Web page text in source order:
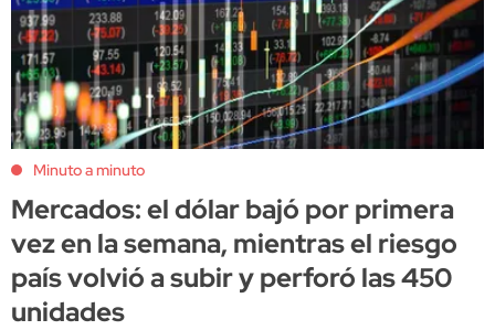
Minuto a minuto
Mercados: el dólar bajó por primera
vez en la semana, mientras el riesgo
país volvió a subir y perforó las 450
unidades